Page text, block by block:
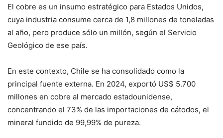
El cobre es un insumo estratégico para Estados Unidos,
cuya industria consume cerca de 1,8 millones de toneladas
al año, pero produce sólo un millón, según el Servicio
Geológico de ese país.
En este contexto, Chile se ha consolidado como la
principal fuente externa. En 2024, exportó US$ 5.700
millones en cobre al mercado estadounidense,
concentrando el 73% de las importaciones de cátodos, el
mineral fundido de 99,99% de pureza.